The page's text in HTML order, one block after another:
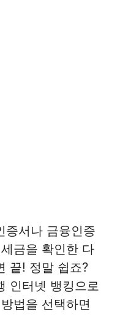
증서나 금융인증
금을 확인한 다
끝! 정말 쉽죠?
인터넷 뱅킹으로
법을 선택하면